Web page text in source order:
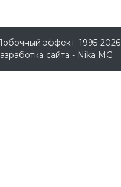
эффект. 1995-2026
сайта - Nika MG